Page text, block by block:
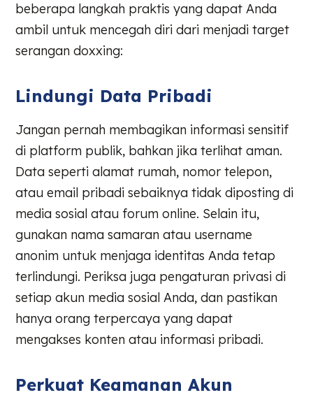
beberapa langkah praktis yang dapat Anda
ambil untuk mencegah diri dari menjadi target
serangan doxxing:
Lindungi Data Pribadi
Jangan pernah membagikan informasi sensitif
di platform publik, bahkan jika terlihat aman.
Data seperti alamat rumah, nomor telepon,
atau email pribadi sebaiknya tidak diposting di
media sosial atau forum online. Selain itu,
gunakan nama samaran atau username
anonim untuk menjaga identitas Anda tetap
terlindungi. Periksa juga pengaturan privasi di
setiap akun media sosial Anda, dan pastikan
hanya orang terpercaya yang dapat
mengakses konten atau informasi pribadi.
Perkuat Keamanan Akun